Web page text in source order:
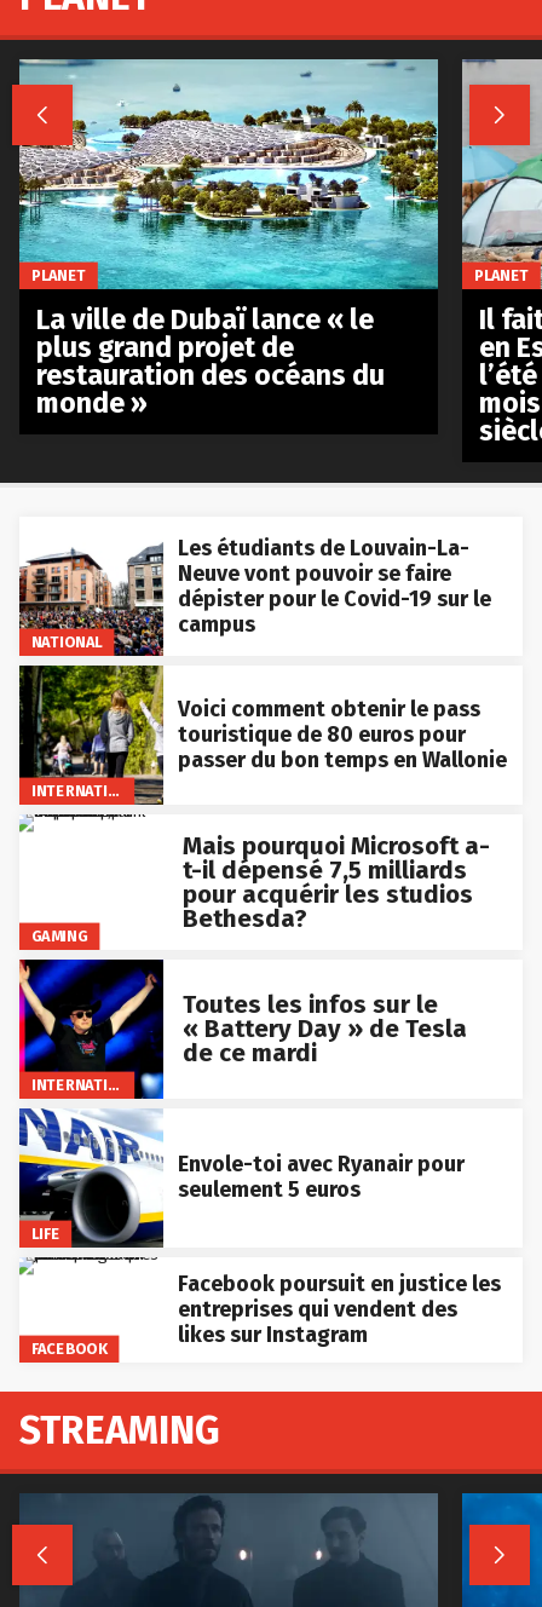
NATIONAL
Les étudiants de Louvain-La-
Neuve vont pouvoir se faire
dépister pour le Covid-19 sur le
campus
INTERNATIONAL
Voici comment obtenir le pass
touristique de 80 euros pour
passer du bon temps en Wallonie
GAMING
Mais pourquoi Microsoft a-
t-il dépensé 7,5 milliards
pour acquérir les studios
Bethesda?
INTERNATIONAL
Toutes les infos sur le
« Battery Day » de Tesla
de ce mardi
LIFE
Envole-toi avec Ryanair pour
seulement 5 euros
FACEBOOK
Facebook poursuit en justice les
entreprises qui vendent des
likes sur Instagram
 
PLANET
La ville de Dubaï lance « le
plus grand projet de
restauration des océans du
monde »
PLANET
Il
en
STREAMING
 